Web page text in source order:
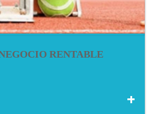
RENTABLE